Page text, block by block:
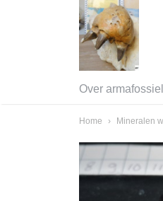
Over
Home › Mineralen